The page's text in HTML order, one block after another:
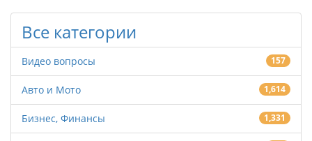
Все категории
Видео вопросы 157
Авто и Мото 1,614
Бизнес, Финансы 1,331